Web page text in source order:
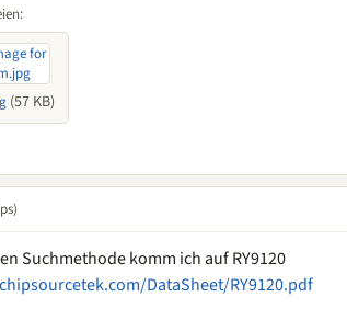
(57 KB)
Suchmethode komm ich auf RY9120
DataSheet/RY9120.pdf